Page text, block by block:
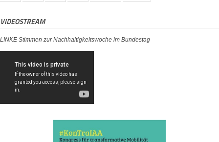
VIDEOSTREAM
LINKE Stimmen zur Nachhaltigkeitswoche im Bundestag